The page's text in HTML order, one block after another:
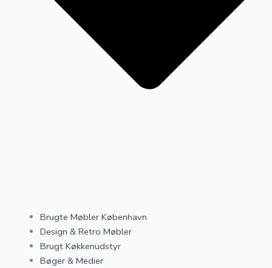
Brugte Møbler København
Design & Retro Møbler
Brugt Køkkenudstyr
Bøger & Medier